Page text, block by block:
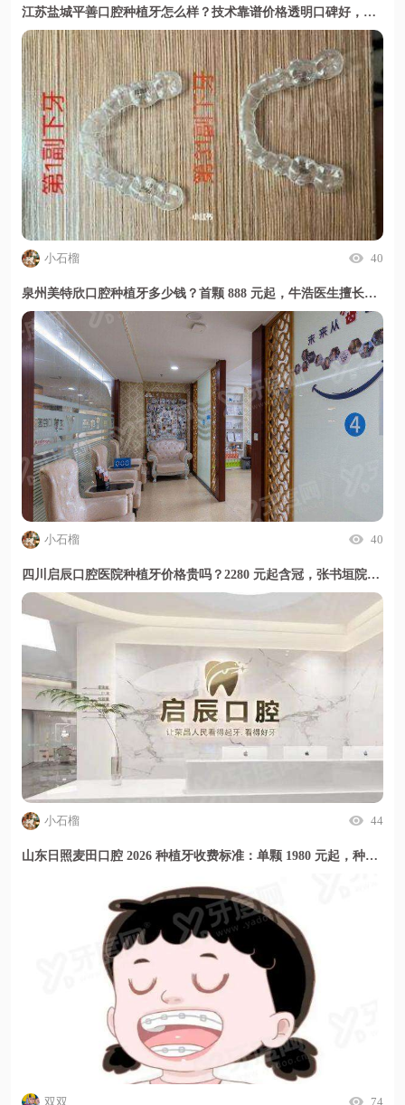
江苏盐城平善口腔种植牙怎么样？技术靠谱价格透明口碑好，甜伊严选小程序一键预约
小石榴 40
泉州美特欣口腔种植牙多少钱？首颗 888 元起，牛浩医生擅长疑难种植，甜伊严选小程序一键了解详情
小石榴 40
四川启辰口腔医院种植牙价格贵吗？2280 元起含冠，张书垣院长专攻高难度种植,甜伊严选小程序一键预约
小石榴 44
山东日照麦田口腔 2026 种植牙收费标准：单颗 1980 元起，种牙价格透明放心选
双双 74